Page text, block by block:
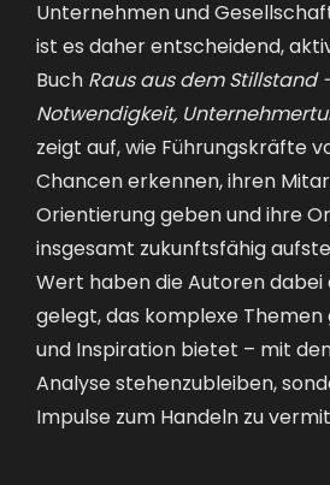
Unternehmen und
ist es daher entscheidend,
Buch Raus aus dem Stillstand
Notwendigkeit,
zeigt auf, wie Führungskräfte
Chancen erkennen, ihren
Orientierung geben und ihre
insgesamt zukunftsfähig
Wert haben die Autoren dabei
gelegt, das komplexe
und Inspiration bietet – mit
Analyse stehenzubleiben,
Impulse zum Handeln zu